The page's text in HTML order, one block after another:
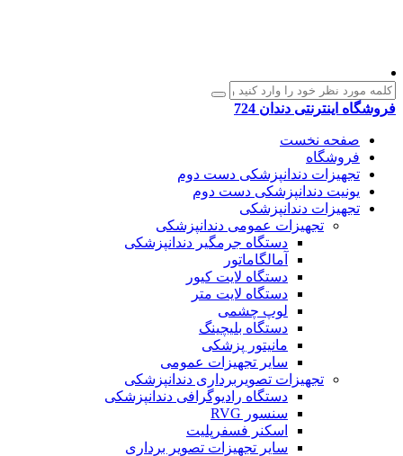
فروشگاه اینترنتی دندان 724
صفحه نخست
فروشگاه
تجهیزات دندانپزشکی دست دوم
یونیت دندانپزشکی دست دوم
تجهیزات دندانپزشکی
تجهیزات عمومی دندانپزشکی
دستگاه جرمگیر دندانپزشکی
آمالگاماتور
دستگاه لایت کیور
دستگاه لایت متر
لوپ چشمی
دستگاه بلیچینگ
مانیتور پزشکی
سایر تجهیزات عمومی
تجهیزات تصویربرداری دندانپزشکی
دستگاه رادیوگرافی دندانپزشکی
سنسور RVG
اسکنر فسفرپلیت
سایر تجهیزات تصویر برداری